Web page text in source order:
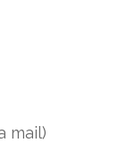
mail)